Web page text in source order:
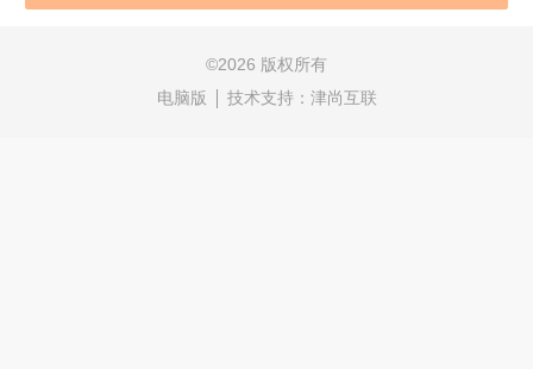
©2026 版权所有
电脑版
技术支持： 津尚互联